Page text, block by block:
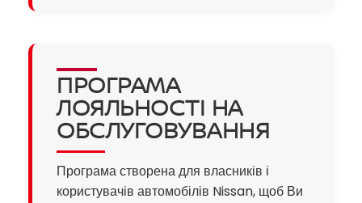
ПРОГРАМА
ЛОЯЛЬНОСТІ НА
ОБСЛУГОВУВАННЯ
Програма створена для власників і
користувачів автомобілів Nissan, щоб Ви